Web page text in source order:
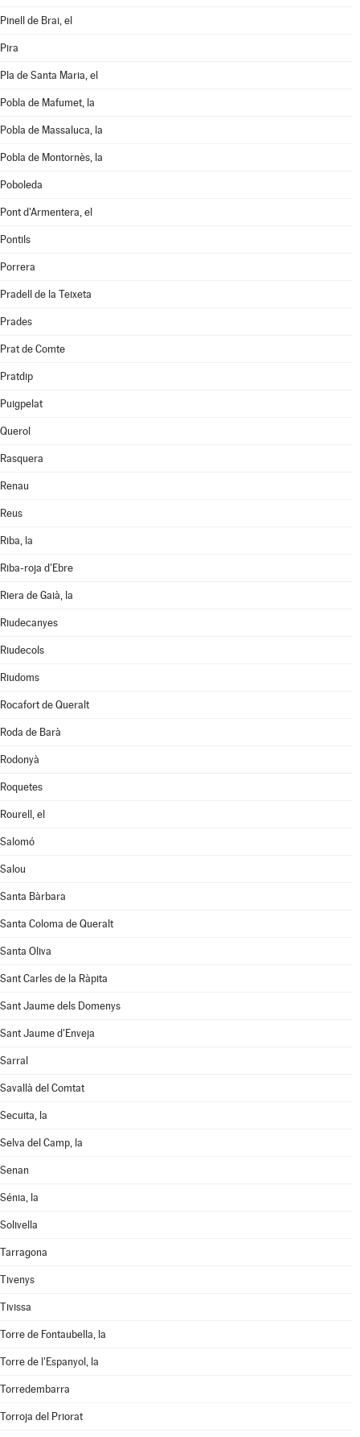
Pinell de Brai, el
Pira
Pla de Santa Maria, el
Pobla de Mafumet, la
Pobla de Massaluca, la
Pobla de Montornès, la
Poboleda
Pont d'Armentera, el
Pontils
Porrera
Pradell de la Teixeta
Prades
Prat de Comte
Pratdip
Puigpelat
Querol
Rasquera
Renau
Reus
Riba, la
Riba-roja d'Ebre
Riera de Gaià, la
Riudecanyes
Riudecols
Riudoms
Rocafort de Queralt
Roda de Barà
Rodonyà
Roquetes
Rourell, el
Salomó
Salou
Santa Bàrbara
Santa Coloma de Queralt
Santa Oliva
Sant Carles de la Ràpita
Sant Jaume dels Domenys
Sant Jaume d'Enveja
Sarral
Savallà del Comtat
Secuita, la
Selva del Camp, la
Senan
Sénia, la
Solivella
Tarragona
Tivenys
Tivissa
Torre de Fontaubella, la
Torre de l'Espanyol, la
Torredembarra
Torroja del Priorat